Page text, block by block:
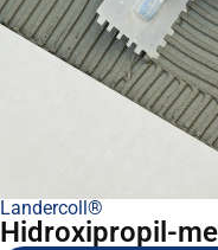
Landercoll®
Hidroxipropil-